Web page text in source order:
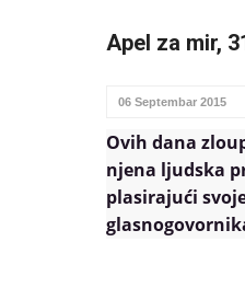
Apel za mir,
06 Septembar 2015
Ovih dana
njena ljudska
plasirajući